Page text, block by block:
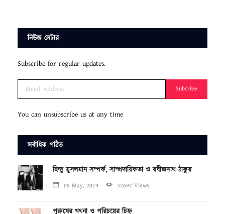
নিউজ লেটার
Subscribe for regular updates.
Subcribe
You can unsubscribe us at any time
সর্বাধিক পঠিত
হিন্দু মুসলমান সম্পর্ক, সাম্প্রদায়িকতা ও রবীন্দ্রনাথ ঠাকুর
09 May, 2019 37697 Views
পুরুষের খৎনা ও পরিচয়ের চিহ্ন